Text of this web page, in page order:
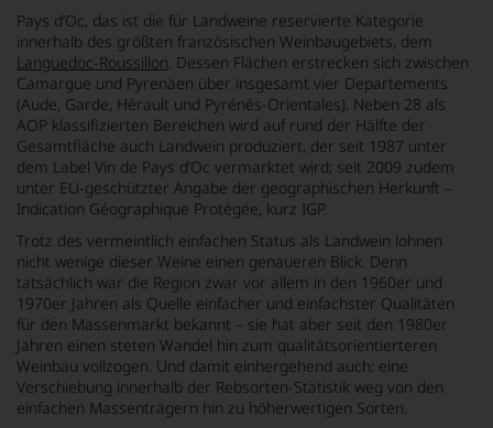
Pays d’Oc, das ist die für Landweine reservierte Kategorie
innerhalb des größten französischen Weinbaugebiets, dem
Languedoc-Roussillon. Dessen Flächen erstrecken sich zwischen
Camargue und Pyrenäen über insgesamt vier Departements
(Aude, Garde, Hérault und Pyrénés-Orientales). Neben 28 als
AOP klassifizierten Bereichen wird auf rund der Hälfte der
Gesamtfläche auch Landwein produziert, der seit 1987 unter
dem Label Vin de Pays d’Oc vermarktet wird; seit 2009 zudem
unter EU-geschützter Angabe der geographischen Herkunft –
Indication Géographique Protégée, kurz IGP.
Trotz des vermeintlich einfachen Status als Landwein lohnen
nicht wenige dieser Weine einen genaueren Blick. Denn
tatsächlich war die Region zwar vor allem in den 1960er und
1970er Jahren als Quelle einfacher und einfachster Qualitäten
für den Massenmarkt bekannt – sie hat aber seit den 1980er
Jahren einen steten Wandel hin zum qualitätsorientierteren
Weinbau vollzogen. Und damit einhergehend auch: eine
Verschiebung innerhalb der Rebsorten-Statistik weg von den
einfachen Massenträgern hin zu höherwertigen Sorten.